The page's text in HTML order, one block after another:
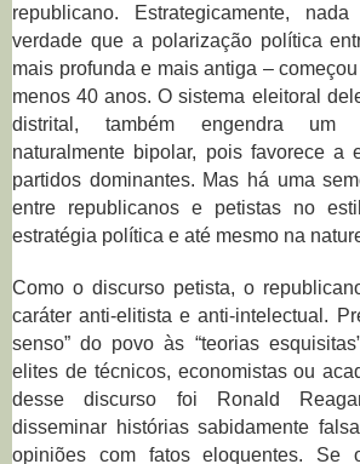
republicano. Estrategicamente,
verdade que a polarização política
mais profunda e mais antiga –
menos 40 anos. O sistema eleitoral
distrital, também engendra um
naturalmente bipolar, pois favorece a
partidos dominantes. Mas há uma
entre republicanos e petistas no
estratégia política e até mesmo na
Como o discurso petista, o
caráter anti-elitista e anti-intelectual.
senso” do povo às “teorias
elites de técnicos, economistas ou
desse discurso foi Ronald
disseminar histórias sabidamente
opiniões com fatos eloquentes. Se